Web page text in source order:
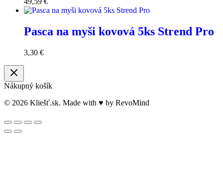
Pasca na myši kovová 5ks Strend Pro
3,30 €
Nákupný košík
© 2026 Kliešť.sk. Made with ♥ by RevoMind